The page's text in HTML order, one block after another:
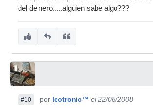
del deinero.....alguien sabe algo???
#10 por leotronic™ el 22/08/2008